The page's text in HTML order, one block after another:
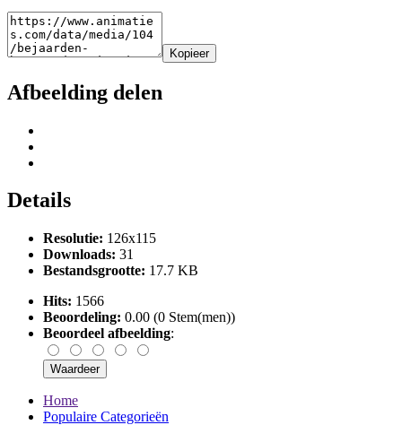
Kopieer
Afbeelding delen
Details
Resolutie: 126x115
Downloads: 31
Bestandsgrootte: 17.7 KB
Hits: 1566
Beoordeling: 0.00 (0 Stem(men))
Beoordeel afbeelding:
Home
Populaire Categorieën